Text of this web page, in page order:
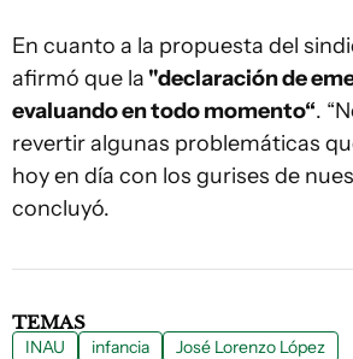
En cuanto a la propuesta del
afirmó que la "declaración de
evaluando en todo momento“.
revertir algunas problemáticas
hoy en día con los gurises de
concluyó.
TEMAS
INAU infancia José Lorenzo López